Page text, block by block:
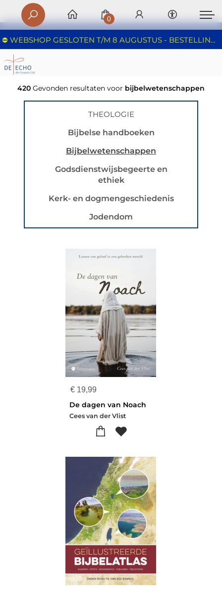
⛔️ WEBSHOP GESLOTEN T/M 8 AUGUSTUS - BESTELLINGEN WORDEN NIET IN BEHANDELING GENOMEN - FIJNE ZOMER!
0
420 Gevonden resultaten voor bijbelwetenschappen
THEOLOGIE
Bijbelse handboeken
Bijbelwetenschappen
Godsdienstwijsbegeerte en
ethiek
Kerk- en dogmengeschiedenis
Jodendom
€ 19,99
De dagen van Noach
Cees van der Vlist